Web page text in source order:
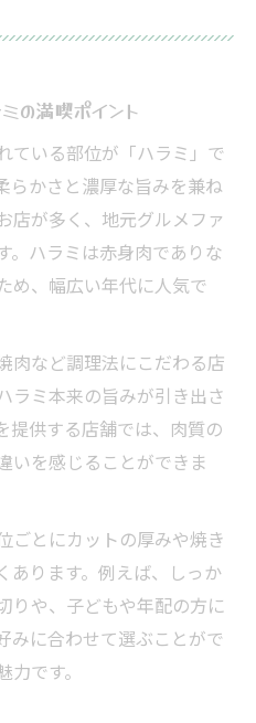
の満喫ポイント
ている部位が「ハラミ」で
らかさと濃厚な旨みを兼ね
店が多く、地元グルメファ
。ハラミは赤身肉でありな
め、幅広い年代に人気で
肉など調理法にこだわる店
ラミ本来の旨みが引き出さ
提供する店舗では、肉質の
いを感じることができま
ごとにカットの厚みや焼き
あります。例えば、しっか
りや、子どもや年配の方に
みに合わせて選ぶことがで
です。